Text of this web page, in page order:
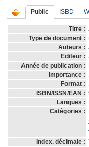
Public ISBD
Titre :
Type de document :
Auteurs :
Editeur :
Année de publication :
Importance :
Format :
ISBN/ISSN/EAN :
Langues :
Catégories :
Index. décimale :